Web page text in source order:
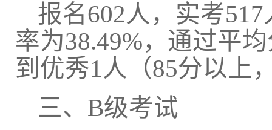
报名602人，实考
率为38.49%，通过平
到优秀1人 （85分以上
三、 B级考试